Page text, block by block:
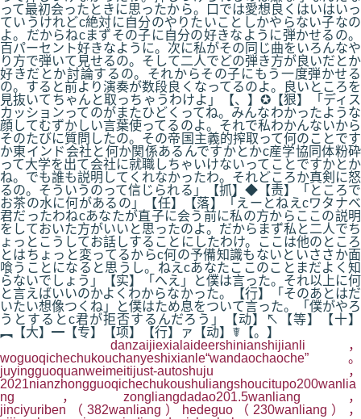
って最初会ったときに思ったから。口では愛想良くはいはいっ
ていうけれどc絶対に自分のやりたいことしかやらない子なの
よ。だからねcまずその子に自分の好きなように弾かせるの。
百パーセント好きなように。次に私がその同じ曲をいろんなや
り方で弾いて見せるの。そして二人でどの弾き方が良いだとか
好きだとか討論するの。それからその子にもう一度弾かせる
の。すると前より演奏が数段良くなってるのよ。良いところを
見抜いてちゃんと取っちゃうわけよ」【、】✪【狠】「ディス
カッションってのがまたひどくってね。みんなわかったような
顔してむずかしい言葉使ってるのよ。それで私わかんないから
そのたびに質問したの。その帝国主義的搾取って何のことです
か東インド会社と何か関係あるんですかとかc産学協同体粉砕
って大学を出て会社に就職しちゃいけないってことですかとか
ね。でも誰も説明してくれなかったわ。それどころか真剣に怒
るの。そういうのって信じられる」【抓】◆【责】「ところで
お茶の水に何があるの」【任】【落】「えーとねえcワタナベ
君だったわねcあなたが直子に会う前に私の方からここの説明
をしておいた方がいいと思ったのよ。だからまず私と二人でち
ょっとこうしてお話しすることにしたわけ。ここは他のところ
とはちょっと変ってるからc何の予備知識もないといささか面
喰うことになると思うし。ねえcあなたここのことまだよく知
らないでしょう」【实】「へえ」と僕は言った。それ以上に何
と言えばいいのかよくわからなかった。【行】「そのあとはだ
いたい想像つくね」と僕はため息をついて言った。「僕がやろ
うとするとc君が拒否するんだろう」【动】↖【等】【十】
︻【大】━【专】【项】【行】ァ【动】☤【。】
danzaijiexialaideershinianshijianli，
woguoqichechukouchanyeshixianle“wandaochaoche”。
juyingguoquanweimeitijust-autoshuju，
2021nianzhongguoqichechukoushuliangshoucitupo200wanlia
ng，zongliangdadao201.5wanliang，
jinciyuriben（382wanliang）hedeguo（230wanliang），